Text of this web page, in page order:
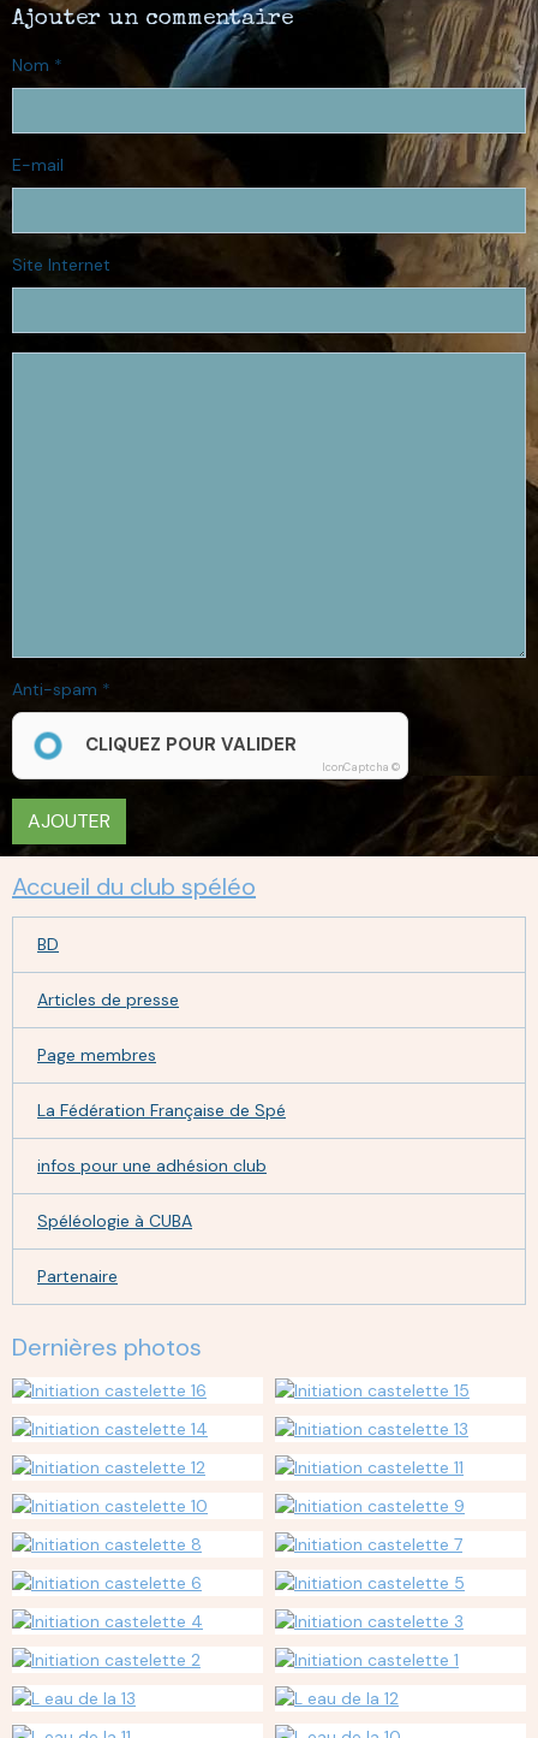
Ajouter un commentaire
Nom
E-mail
Site Internet
Anti-spam
CLIQUEZ POUR VALIDER
IconCaptcha ©
AJOUTER
Accueil du club spéléo
BD
Articles de presse
Page membres
La Fédération Française de Spé
infos pour une adhésion club
Spéléologie à CUBA
Partenaire
Dernières photos